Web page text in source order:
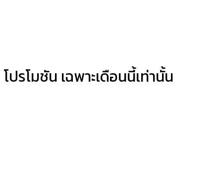
โปรโมชัน เฉพาะเดือนนี้เท่านั้น